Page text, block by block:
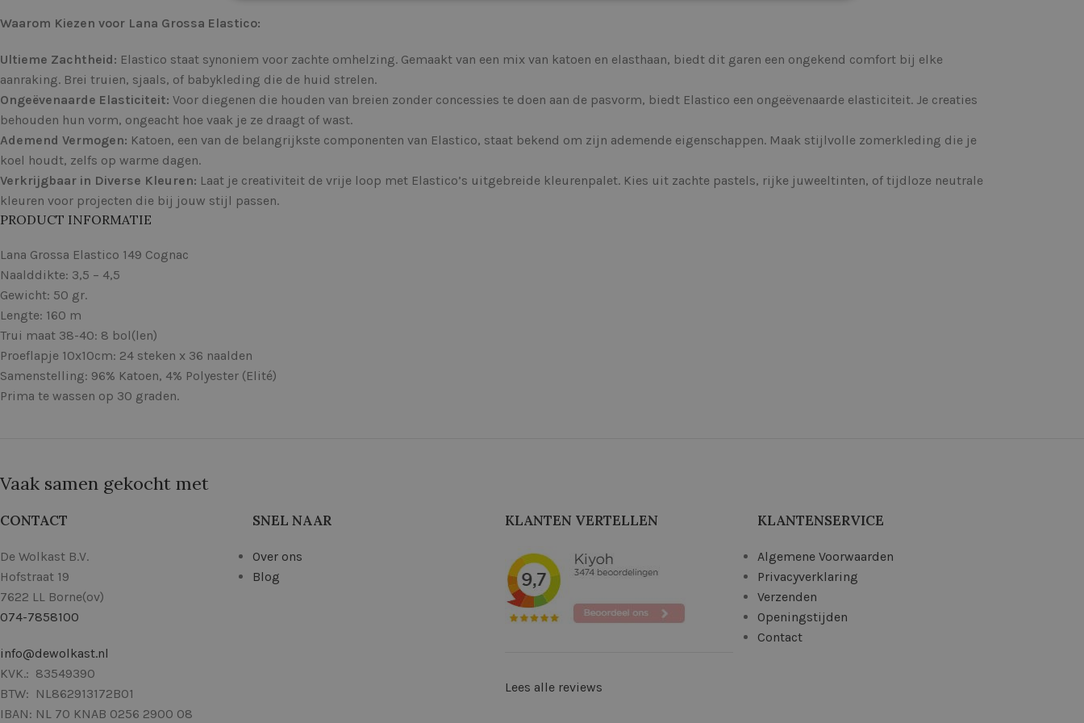
Waarom Kiezen voor Lana Grossa Elastico:
Ultieme Zachtheid: Elastico staat synoniem voor zachte omhelzing. Gemaakt van een mix van katoen en elasthaan, biedt dit garen een ongekend comfort bij elke
aanraking. Brei truien, sjaals, of babykleding die de huid strelen.
Ongeëvenaarde Elasticiteit: Voor diegenen die houden van breien zonder concessies te doen aan de pasvorm, biedt Elastico een ongeëvenaarde elasticiteit. Je creaties
behouden hun vorm, ongeacht hoe vaak je ze draagt of wast.
Ademend Vermogen: Katoen, een van de belangrijkste componenten van Elastico, staat bekend om zijn ademende eigenschappen. Maak stijlvolle zomerkleding die je
koel houdt, zelfs op warme dagen.
Verkrijgbaar in Diverse Kleuren: Laat je creativiteit de vrije loop met Elastico’s uitgebreide kleurenpalet. Kies uit zachte pastels, rijke juweeltinten, of tijdloze neutrale
kleuren voor projecten die bij jouw stijl passen.
PRODUCT INFORMATIE
Lana Grossa Elastico 149 Cognac
Naalddikte: 3,5 – 4,5
Gewicht: 50 gr.
Lengte: 160 m
Trui maat 38-40: 8 bol(len)
Proeflapje 10x10cm: 24 steken x 36 naalden
Samenstelling: 96% Katoen, 4% Polyester (Elité)
Prima te wassen op 30 graden.
Vaak samen gekocht met
CONTACT
De Wolkast B.V.
Hofstraat 19
7622 LL Borne(ov)
074-7858100
info@dewolkast.nl
KVK.: 83549390
BTW: NL862913172B01
IBAN: NL 70 KNAB 0256 2900 08
SNEL NAAR
Over ons
Blog
KLANTEN VERTELLEN
Lees alle reviews
KLANTENSERVICE
Algemene Voorwaarden
Privacyverklaring
Verzenden
Openingstijden
Contact